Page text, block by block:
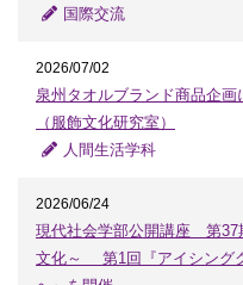
国際交流
2026/07/02
泉州タオルブランド商品企
（服飾文化研究室）
人間生活学科
2026/06/24
現代社会学部公開講座 第
文化～ 第1回『アイシング